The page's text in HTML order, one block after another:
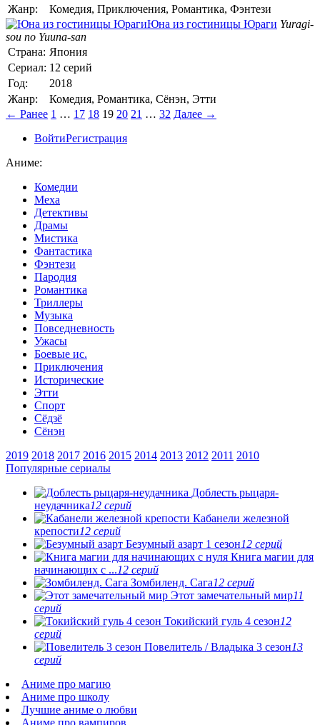
Жанр:
Комедия, Приключения, Романтика, Фэнтези
Юна из гостиницы Юраги Yuragi-
sou no Yuuna-san
Страна: Япония
Сериал: 12 серий
Год:
2018
Жанр:
Комедия, Романтика, Сёнэн, Этти
← Ранее 1 … 17 18 19 20 21 … 32 Далее →
ВойтиРегистрация
Аниме:
Комедии
Меха
Детективы
Драмы
Мистика
Фантастика
Фэнтези
Пародия
Романтика
Триллеры
Музыка
Повседневность
Ужасы
Боевые ис.
Приключения
Исторические
Этти
Спорт
Сёдзё
Сёнэн
2019 2018 2017 2016 2015 2014 2013 2012 2011 2010
Популярные сериалы
Доблесть рыцаря-
неудачника12 серий
Кабанели железной
крепости12 серий
Безумный азарт 1 сезон12 серий
Книга магии для
начинающих с ...12 серий
Зомбиленд. Сага12 серий
Этот замечательный мир11
серий
Токийский гуль 4 сезон12
серий
Повелитель / Владыка 3 сезон13
серий
Аниме про магию
Аниме про школу
Лучшие аниме о любви
Аниме про вампиров